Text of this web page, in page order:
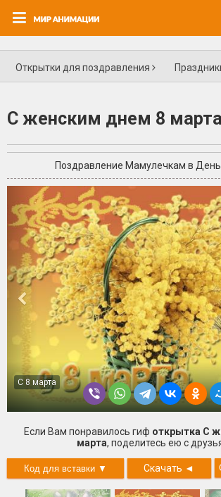
Открытки для поздравления
С женским днем 8 марта
Поздравление Мамулечкам в
С 8 марта
Если Вам понравилось гиф открытка С
марта, поделитесь ею с
Скачать ◄